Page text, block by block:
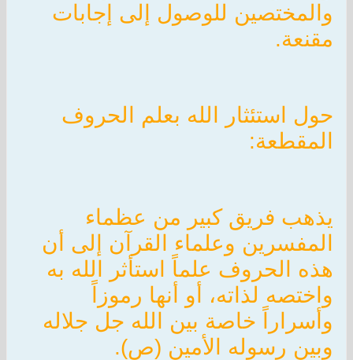
والمختصين للوصول إلى إجابات
مقنعة.
حول استئثار الله بعلم الحروف
المقطعة:
يذهب فريق كبير من عظماء
المفسرين وعلماء القرآن إلى أن
هذه الحروف علماً استأثر الله به
واختصه لذاته، أو أنها رموزاً
وأسراراً خاصة بين الله جل جلاله
وبين رسوله الأمين (ص).